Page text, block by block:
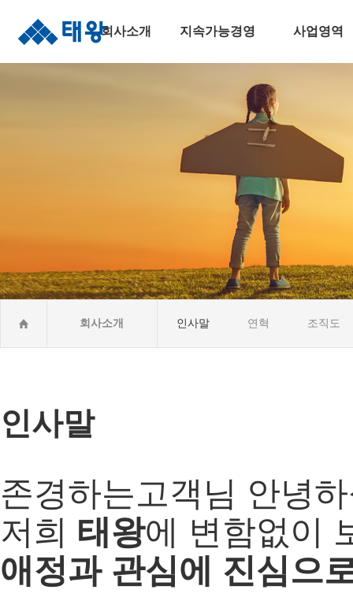
회사소개 지속가능경영
지속가능경영
안전보건경영
윤리준법경영
사회공헌활동CSR
사업영역
건축사업
산업&환경설비
해외건설사업
회사소개 인사말 연혁 조직도
인사말
존경하는고객님 안녕
저희 태왕에 변함없이
애정과 관심에 진심으